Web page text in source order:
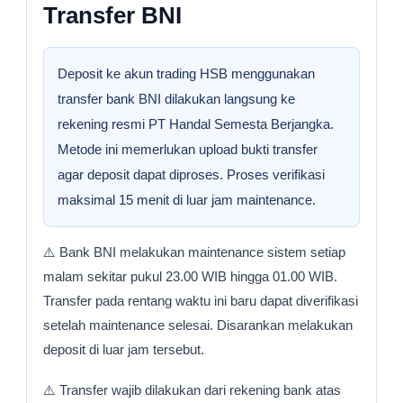
Transfer BNI
Deposit ke akun trading HSB menggunakan
transfer bank BNI dilakukan langsung ke
rekening resmi PT Handal Semesta Berjangka.
Metode ini memerlukan upload bukti transfer
agar deposit dapat diproses. Proses verifikasi
maksimal 15 menit di luar jam maintenance.
⚠️ Bank BNI melakukan maintenance sistem setiap
malam sekitar pukul 23.00 WIB hingga 01.00 WIB.
Transfer pada rentang waktu ini baru dapat diverifikasi
setelah maintenance selesai. Disarankan melakukan
deposit di luar jam tersebut.
⚠️ Transfer wajib dilakukan dari rekening bank atas